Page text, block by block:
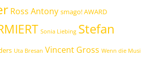
Ross Antony smago! AWARD
Sonia Liebing Stefan
Uta Bresan Vincent Gross Wenn die Musi